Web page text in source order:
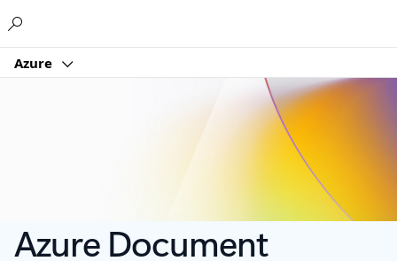
Azure
Azure Document